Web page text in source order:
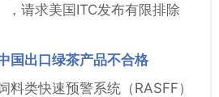
请求美国ITC发布有限排除
国出口绿茶产品不合格
料类快速预警系统（RASFF）